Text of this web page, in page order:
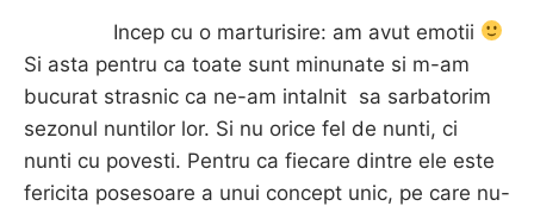
Incep cu o marturisire: am avut emotii
Si asta pentru ca toate sunt minunate si m-am
bucurat strasnic ca ne-am intalnit sa sarbatorim
sezonul nuntilor lor. Si nu orice fel de nunti, ci
nunti cu povesti. Pentru ca fiecare dintre ele este
fericita posesoare a unui concept unic, pe care nu-